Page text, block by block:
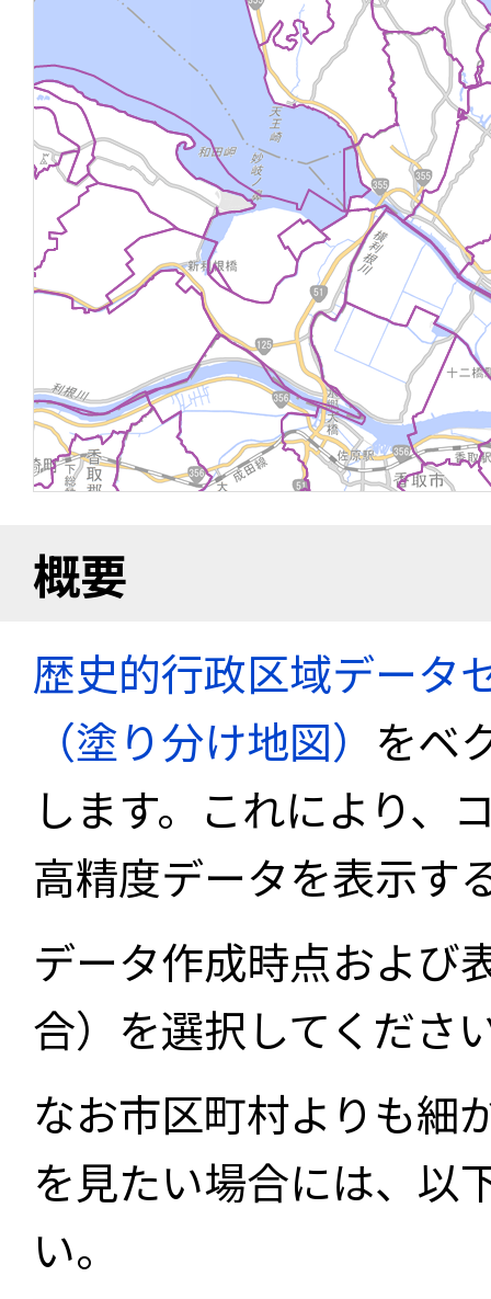
概要
歴史的行政区域データ
（塗り分け地図） をベ
します。これにより、
高精度データを表示す
データ作成時点および
合）を選択してくださ
なお市区町村よりも細
を見たい場合には、以
い。